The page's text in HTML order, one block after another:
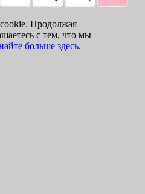
Продолжая
с тем, что мы
больше здесь.